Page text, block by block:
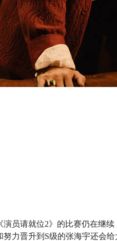
《演员请就位2》 的比赛仍在继续
努力晋升到S级的张海宇还会给